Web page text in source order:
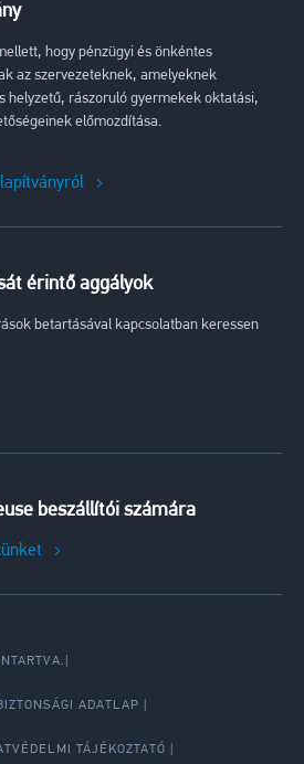
hogy pénzügyi és önkéntes
az szervezeteknek, amelyeknek
helyzetű, rászoruló gyermekek oktatási,
előmozdítása.
érintő aggályok
betartásával kapcsolatban keressen
beszállítói számára
ADATLAP
TÁJÉKOZTATÓ